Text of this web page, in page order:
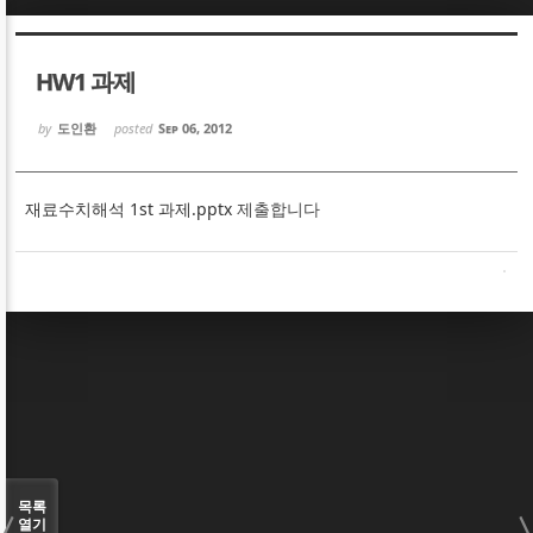
HW1 과제
by 도인환 posted Sep 06, 2012
재료수치해석 1st 과제.pptx 제출합니다
목록
열기
Sketchbook5, 스케치북5
Sketchbook5, 스케치북5
Sketchbook5, 스케치북5
Sketchbook5, 스케치북5